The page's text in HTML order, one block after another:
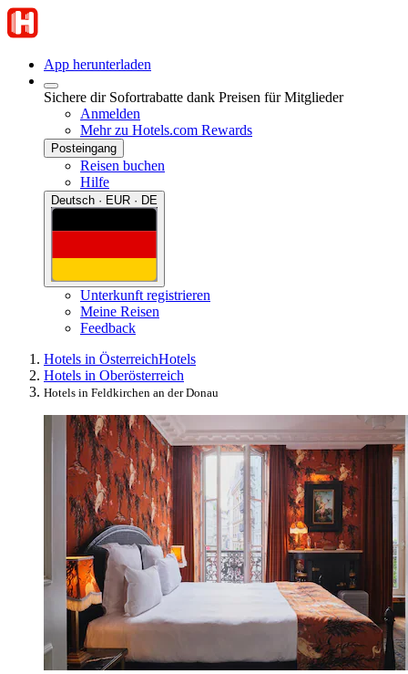
App herunterladen
Sichere dir Sofortrabatte dank Preisen für Mitglieder
Anmelden
Mehr zu Hotels.com Rewards
Posteingang
Reisen buchen
Hilfe
Deutsch · EUR · DE
Unterkunft registrieren
Meine Reisen
Feedback
Hotels in ÖsterreichHotels
Hotels in Oberösterreich
Hotels in Feldkirchen an der Donau